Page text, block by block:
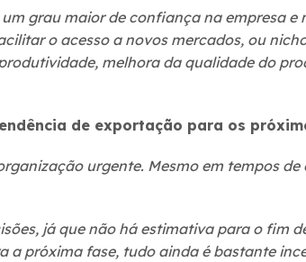
grau maior de confiança na empresa
o acesso a novos mercados, ou
melhora da qualidade do
de exportação para os
urgente. Mesmo em tempos
já que não há estimativa para o fim
a próxima fase, tudo ainda é bastante